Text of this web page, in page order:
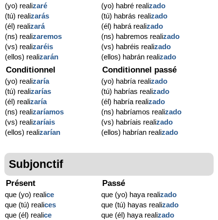
(yo) realizaré
(tú) realizarás
(él) realizará
(ns) realizaremos
(vs) realizaréis
(ellos) realizarán
(yo) habré realizado
(tú) habrás realizado
(él) habrá realizado
(ns) habremos realizado
(vs) habréis realizado
(ellos) habrán realizado
Conditionnel
(yo) realizaría
(tú) realizarías
(él) realizaría
(ns) realizaríamos
(vs) realizaríais
(ellos) realizarían
Conditionnel passé
(yo) habría realizado
(tú) habrías realizado
(él) habría realizado
(ns) habríamos realizado
(vs) habríais realizado
(ellos) habrían realizado
Subjonctif
Présent
que (yo) realice
que (tú) realices
que (él) realice
Passé
que (yo) haya realizado
que (tú) hayas realizado
que (él) haya realizado